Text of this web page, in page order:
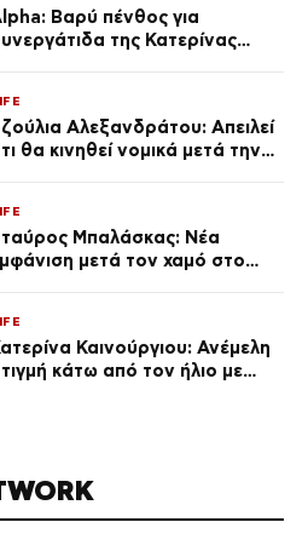
Βαρύ πένθος για
της Κατερίνας
Θεού»
Αλεξανδράτου: Απειλεί
θα κινηθεί νομικά μετά την
Μπαλάσκας: Νέα
μετά τον χαμό στο
Καινούργιου: Ανέμελη
κάτω από τον ήλιο με